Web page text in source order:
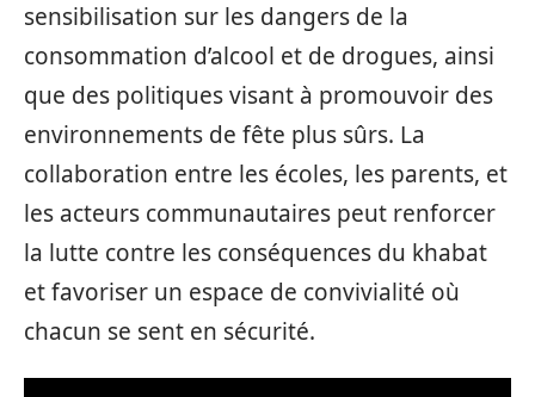
sensibilisation sur les dangers de la
consommation d’alcool et de drogues, ainsi
que des politiques visant à promouvoir des
environnements de fête plus sûrs. La
collaboration entre les écoles, les parents, et
les acteurs communautaires peut renforcer
la lutte contre les conséquences du khabat
et favoriser un espace de convivialité où
chacun se sent en sécurité.